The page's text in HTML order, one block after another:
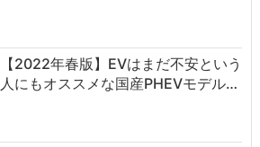
【2022年春版】EVはまだ不安という
人にもオススメな国産PHEVモデル…